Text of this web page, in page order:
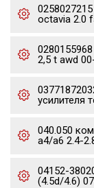
octavia 2.0
2,5 t awd
усилителя
040.050
a4/a6 2.4-
04152-
(4.5d/4.6)